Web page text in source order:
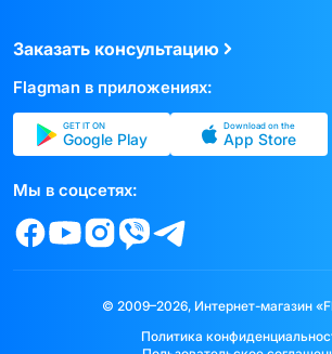
Заказать консультацию
Flagman в приложениях:
GET IT ON
Google Play
Download on the
App Store
Мы в соцсетях:
© 2009–2026, Интернет-магазин
Политика